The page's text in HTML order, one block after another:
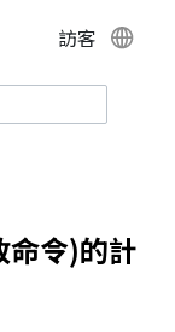
訪客
命令)的計